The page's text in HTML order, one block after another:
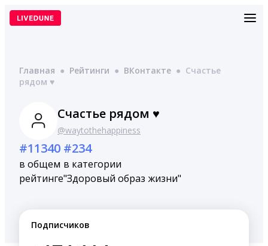
Перейти
Главная ● Рейтинги ● ВКонтакте ● Счастье
рядом ♥
Счастье рядом ♥
@waytothehappiness
#11340
в общем
рейтинге
#234
в категории
"Здоровый образ жизни"
Подписчиков